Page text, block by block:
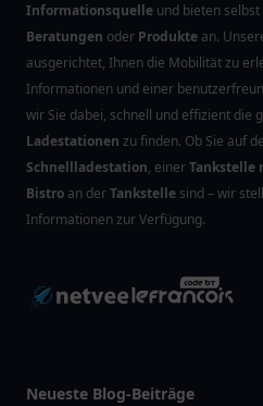
Informationsquelle und bieten selbst
Beratungen oder Produkte an.
ausgerichtet, Ihnen die Mobilität zu
Informationen und einer
wir Sie dabei, schnell und effizient die
Ladestationen zu finden. Ob Sie auf
Schnellladestation, einerTankstelle
Bistro an derTankstelle sind – wir
Informationen zur Verfügung.
Neueste Blog-Beiträge